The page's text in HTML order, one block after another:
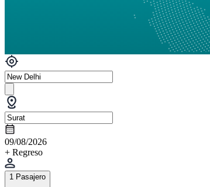
09/08/2026
+ Regreso
1 Pasajero